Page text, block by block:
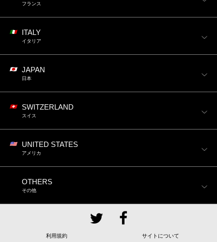
フランス
ITALY
イタリア
JAPAN
日本
SWITZERLAND
スイス
UNITED STATES
アメリカ
OTHERS
その他
利用規約 サイトについて